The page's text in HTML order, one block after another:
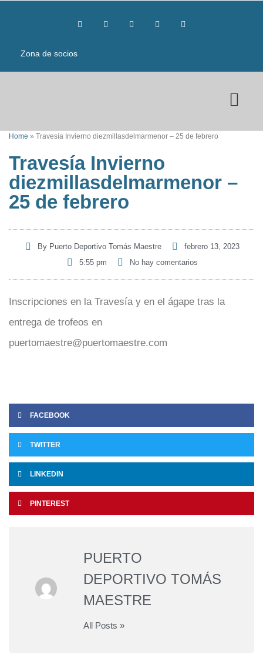
Zona de socios
Home » Travesía Invierno diezmillasdelmarmenor – 25 de febrero
Travesía Invierno
diezmillasdelmarmenor –
25 de febrero
By Puerto Deportivo Tomás Maestre
febrero 13, 2023
5:55 pm
No hay comentarios
Inscripciones en la Travesía y en el ágape tras la
entrega de trofeos en
puertomaestre@puertomaestre.com
FACEBOOK
TWITTER
LINKEDIN
PINTEREST
PUERTO
DEPORTIVO TOMÁS
MAESTRE
All Posts »